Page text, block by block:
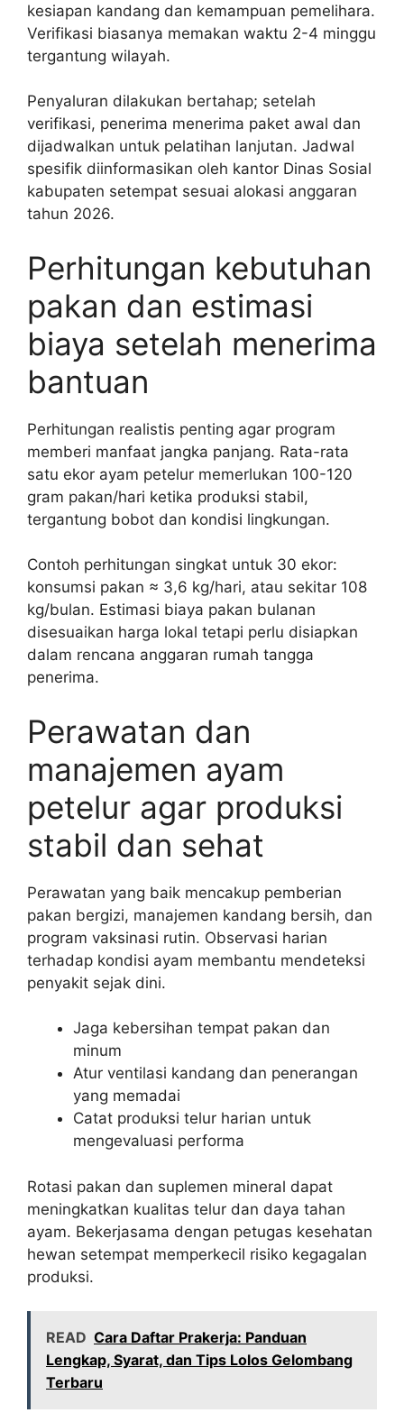
kesiapan kandang dan kemampuan pemelihara.
Verifikasi biasanya memakan waktu 2-4 minggu
tergantung wilayah.
Penyaluran dilakukan bertahap; setelah
verifikasi, penerima menerima paket awal dan
dijadwalkan untuk pelatihan lanjutan. Jadwal
spesifik diinformasikan oleh kantor Dinas Sosial
kabupaten setempat sesuai alokasi anggaran
tahun 2026.
Perhitungan kebutuhan
pakan dan estimasi
biaya setelah menerima
bantuan
Perhitungan realistis penting agar program
memberi manfaat jangka panjang. Rata-rata
satu ekor ayam petelur memerlukan 100-120
gram pakan/hari ketika produksi stabil,
tergantung bobot dan kondisi lingkungan.
Contoh perhitungan singkat untuk 30 ekor:
konsumsi pakan ≈ 3,6 kg/hari, atau sekitar 108
kg/bulan. Estimasi biaya pakan bulanan
disesuaikan harga lokal tetapi perlu disiapkan
dalam rencana anggaran rumah tangga
penerima.
Perawatan dan
manajemen ayam
petelur agar produksi
stabil dan sehat
Perawatan yang baik mencakup pemberian
pakan bergizi, manajemen kandang bersih, dan
program vaksinasi rutin. Observasi harian
terhadap kondisi ayam membantu mendeteksi
penyakit sejak dini.
Jaga kebersihan tempat pakan dan
minum
Atur ventilasi kandang dan penerangan
yang memadai
Catat produksi telur harian untuk
mengevaluasi performa
Rotasi pakan dan suplemen mineral dapat
meningkatkan kualitas telur dan daya tahan
ayam. Bekerjasama dengan petugas kesehatan
hewan setempat memperkecil risiko kegagalan
produksi.
READ Cara Daftar Prakerja: Panduan
Lengkap, Syarat, dan Tips Lolos Gelombang
Terbaru